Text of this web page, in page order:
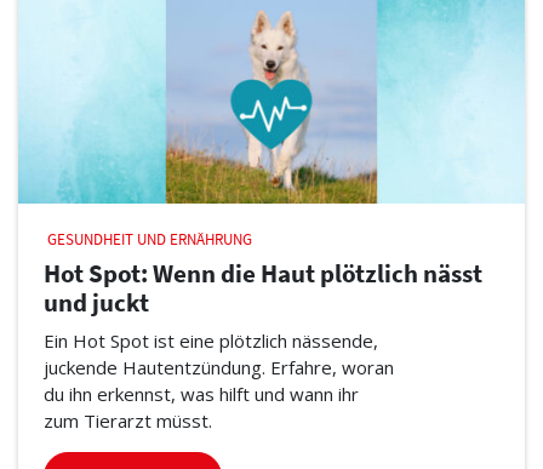
GESUNDHEIT UND ERNÄHRUNG
Hot Spot: Wenn die Haut plötzlich nässt
und juckt
Ein Hot Spot ist eine plötzlich nässende,
juckende Hautentzündung. Erfahre, woran
du ihn erkennst, was hilft und wann ihr
zum Tierarzt müsst.